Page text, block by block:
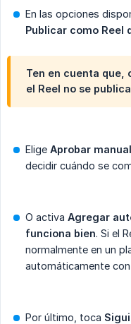
En las opciones
Publicar como Reel
Ten en cuenta que,
el Reel no se
Elige Aprobar
decidir cuándo se
O activa Agregar
funciona bien. Si el
normalmente en un
automáticamente
Por último, toca